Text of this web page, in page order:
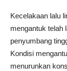
Kecelakaan lalu
mengantuk telah
penyumbang
Kondisi
menurunkan